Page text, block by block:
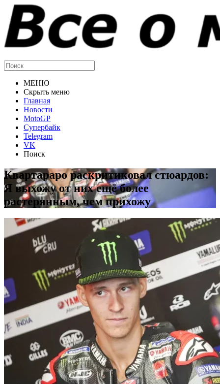
МЕНЮ
Скрыть меню
Главная
Новости
MotoGP
Супербайк
Telegram
VK
Поиск
Квартараро раскритиковал стюардов:
Я выхожу от них ещё более
растерянным, чем прихожу